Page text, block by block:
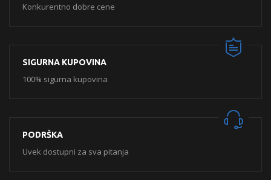
Konkurentno dobre cene
SIGURNA KUPOVINA
100% sigurna kupovina
PODRŠKA
Uvek dostupni za sva pitanja